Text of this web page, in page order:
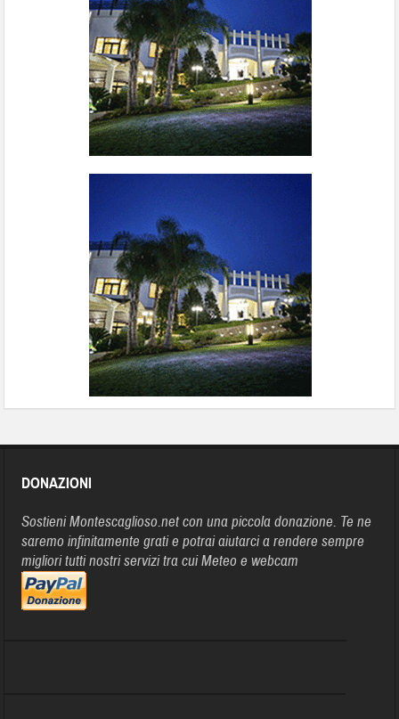
DONAZIONI
Sostieni Montescaglioso.net con una piccola donazione. Te ne
saremo infinitamente grati e potrai aiutarci a rendere sempre
migliori tutti nostri servizi tra cui Meteo e webcam